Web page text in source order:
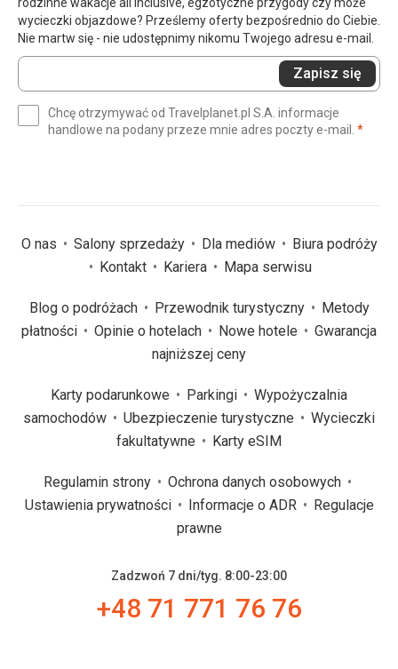
wycieczki objazdowe? Prześlemy oferty bezpośrednio do Ciebie.
Nie martw się - nie udostępnimy nikomu Twojego adresu e-mail.
Wprowadź
swój
(wymagane)
Zapisz się
Chcę otrzymywać od Travelplanet.pl S.A. informacje
handlowe na podany przeze mnie adres poczty e-mail. *
O nas Salony sprzedaży Dla mediów
Biura podróży
Kontakt
Kariera Mapa serwisu
Blog o podróżach Przewodnik turystyczny
Metody
płatności
Opinie o hotelach Nowe hotele
Gwarancja
najniższej ceny
Karty podarunkowe Parkingi
Wypożyczalnia
samochodów
Ubezpieczenie turystyczne
Wycieczki
fakultatywne
Karty eSIM
Regulamin strony
Ochrona danych osobowych
Ustawienia prywatności
Informacje o ADR
Regulacje
prawne
Zadzwoń 7 dni/tyg. 8:00-23:00
+48 71 771 76 76